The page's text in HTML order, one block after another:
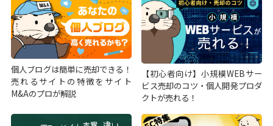
個人ブログは簡単に売却できる！
売れるサイトの特徴をサイト
M&Aのプロが解説
【初心者向け】小規模WEBサー
ビス売却のコツ・個人開発プロダ
クトが売れる！